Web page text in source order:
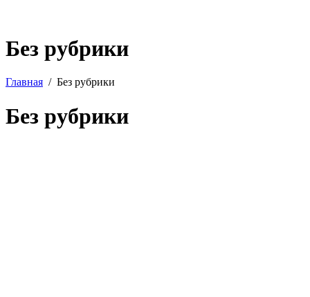
Без рубрики
Главная Без рубрики
Без рубрики